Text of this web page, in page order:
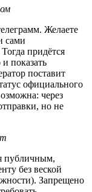
Желаете
сами
придётся
показать
поставит
официального
через
но не
публичным,
без веской
Запрещено